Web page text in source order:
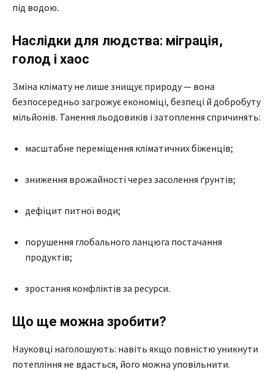
під водою.
Наслідки для людства: міграція,
голод і хаос
Зміна клімату не лише знищує природу — вона
безпосередньо загрожує економіці, безпеці й добробуту
мільйонів. Танення льодовиків і затоплення спричинять:
масштабне переміщення кліматичних біженців;
зниження врожайності через засолення ґрунтів;
дефіцит питної води;
порушення глобального ланцюга постачання
продуктів;
зростання конфліктів за ресурси.
Що ще можна зробити?
Науковці наголошують: навіть якщо повністю уникнути
потепління не вдасться, його можна уповільнити.